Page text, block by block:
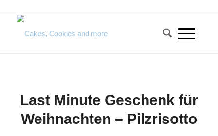
Last Minute Geschenk für
Weihnachten – Pilzrisotto